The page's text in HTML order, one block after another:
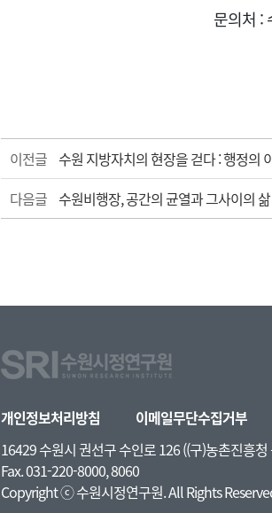
문의처 :
이전글 수원 지방자치의 현장을 걷다 : 행정의
다음글 수원비행장, 공간의 균열과 그사이의 삶
개인정보처리방침
이메일무단수집거부
16429 수원시 권선구 수인로 126 ((구)농촌진흥
Fax. 031-220-8000, 8060
Copyright ⓒ 수원시정연구원. All Rights